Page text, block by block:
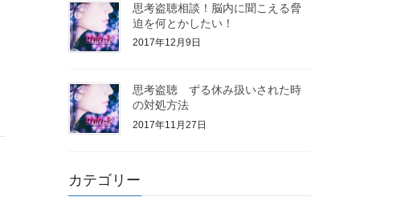
思考盗聴相談！脳内に聞こえる脅
迫を何とかしたい！
2017年12月9日
思考盗聴 ずる休み扱いされた時
の対処方法
2017年11月27日
カテゴリー